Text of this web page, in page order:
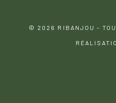
© 2026 RIBANJOU -